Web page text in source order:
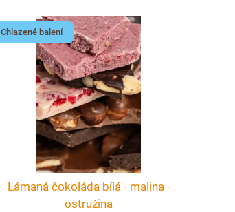
Chlazené balení
Lámaná čokoláda bílá - malina -
ostružina